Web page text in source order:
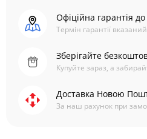
Офіційна гарантія до
Термін гарантії
Зберігайте
Купуйте зараз, а
Доставка Новою
За наш рахунок при